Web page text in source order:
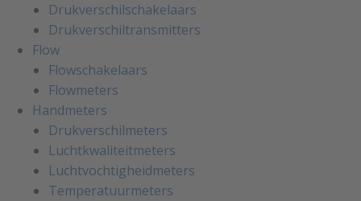
Drukverschilschakelaars
Drukverschiltransmitters
Flow
Flowschakelaars
Flowmeters
Handmeters
Drukverschilmeters
Luchtkwaliteitmeters
Luchtvochtigheidmeters
Temperatuurmeters